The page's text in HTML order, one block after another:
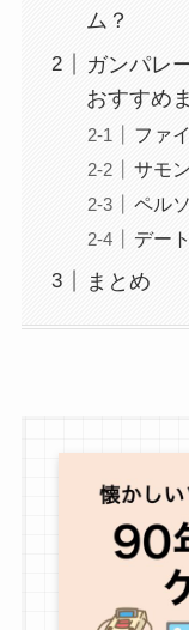
ム？
ガンパレ
おすすめ
ファ
サモ
ペル
デー
まとめ